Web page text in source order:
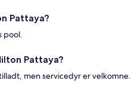
Pattaya?
pool.
Pattaya?
men servicedyr er velkomne.